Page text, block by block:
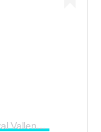
Una publicación compartida por Festival Vallenato Oficial (@fesvallenato)